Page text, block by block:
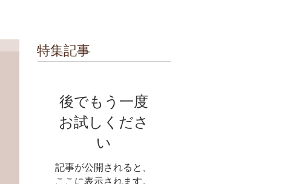
特集記事
後でもう一度
お試しくださ
い
記事が公開されると、
ここに表示されます。